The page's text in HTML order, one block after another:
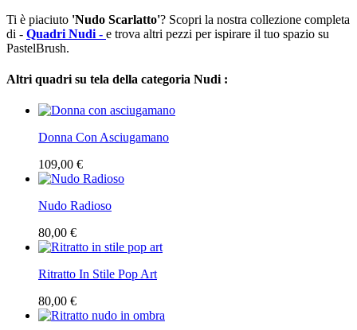
Ti è piaciuto 'Nudo Scarlatto'? Scopri la nostra collezione completa
di - Quadri Nudi - e trova altri pezzi per ispirare il tuo spazio su
PastelBrush.
Altri quadri su tela della categoria Nudi :
Donna Con Asciugamano
109,00 €
Nudo Radioso
80,00 €
Ritratto In Stile Pop Art
80,00 €